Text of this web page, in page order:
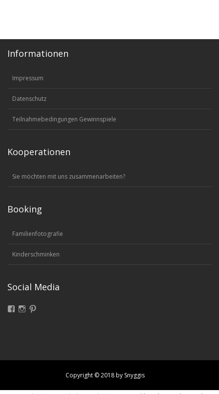
Informationen
Impressum
Datenschutz
Teilnahmebedingungen Gewinnspiele
Kooperationen
Sie möchten mit uns zusammenarbeiten?
Booking
Familienfotografie
Kinderschminken
Social Media
FacebookInstagram
Copyright © 2018 by Snyggis